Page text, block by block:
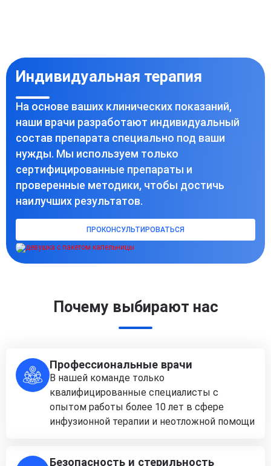
Индивидуальная терапия
На основе ваших клинических показаний,
наши врачи разработают индивидуальный
состав препарата специально под ваши
нужды. Мы используем только
сертифицированные препараты и
проверенные методики, чтобы достичь
наилучших результатов.
ПРОКОНСУЛЬТИРОВАТЬСЯ
Почему выбирают нас
Профессиональные врачи
В нашей команде только
квалифицированные специалисты с
опытом работы более 10 лет в сфере
инфузионной терапии и неотложной помощи
Безопасность и стерильность